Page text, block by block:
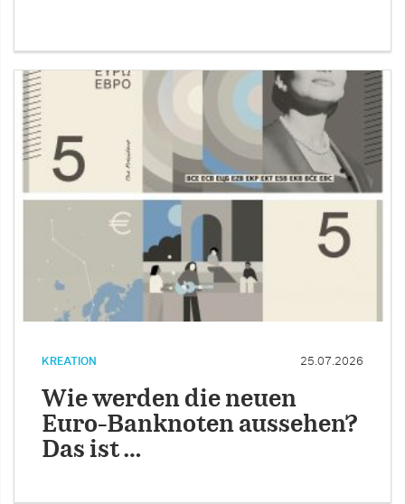
KREATION 25.07.2026
Wie werden die neuen
Euro-Banknoten aussehen?
Das ist …